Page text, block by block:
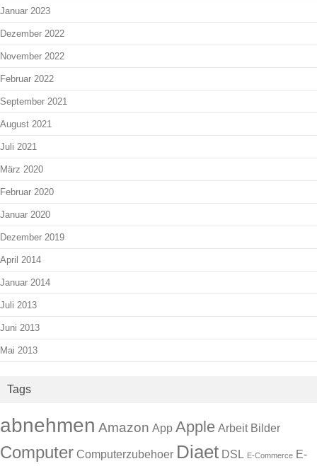
Januar 2023
Dezember 2022
November 2022
Februar 2022
September 2021
August 2021
Juli 2021
März 2020
Februar 2020
Januar 2020
Dezember 2019
April 2014
Januar 2014
Juli 2013
Juni 2013
Mai 2013
Tags
abnehmen Amazon App Apple Arbeit Bilder
Computer Computerzubehoer Diaet DSL E-Commerce E-